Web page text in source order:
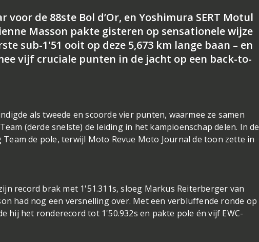
de 88ste Bol d’Or, en Yoshimura SERT Motul
Masson pakte gisteren op sensationele wijze
sub-1'51 ooit op deze 5,673 km lange baan – en
vijf cruciale punten in de jacht op een back-to-
als tweede en scoorde vier punten, waarmee ze samen
(derde snelste) de leiding in het kampioenschap delen. In de
de pole, terwijl Moto Revue Moto Journal de toon zette in
record brak met 1'51.311s, sloeg Markus Reiterberger van
had nog een versnelling over. Met een verbluffende ronde op
hij het ronderecord tot 1'50.932s en pakte pole én vijf EWC-